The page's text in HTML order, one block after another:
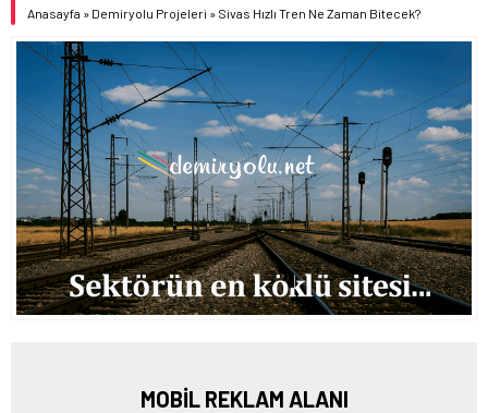
Anasayfa » Demiryolu Projeleri » Sivas Hızlı Tren Ne Zaman Bitecek?
MOBİL REKLAM ALANI